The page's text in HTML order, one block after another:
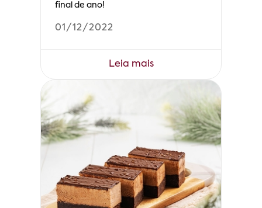
final de ano!
01/12/2022
Leia mais